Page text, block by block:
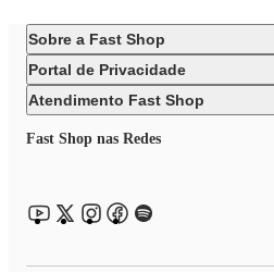
Sobre a Fast Shop
Portal de Privacidade
Atendimento Fast Shop
Fast Shop nas Redes